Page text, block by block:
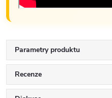
Parametry produktu
Recenze